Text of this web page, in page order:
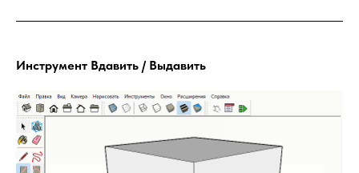
Инструмент Вдавить / Выдавить